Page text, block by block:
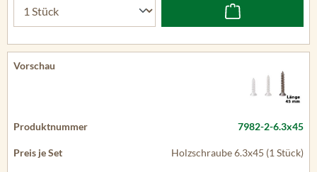
7982-2-6.3x45
Holzschraube 6.3x45 (1 Stück)